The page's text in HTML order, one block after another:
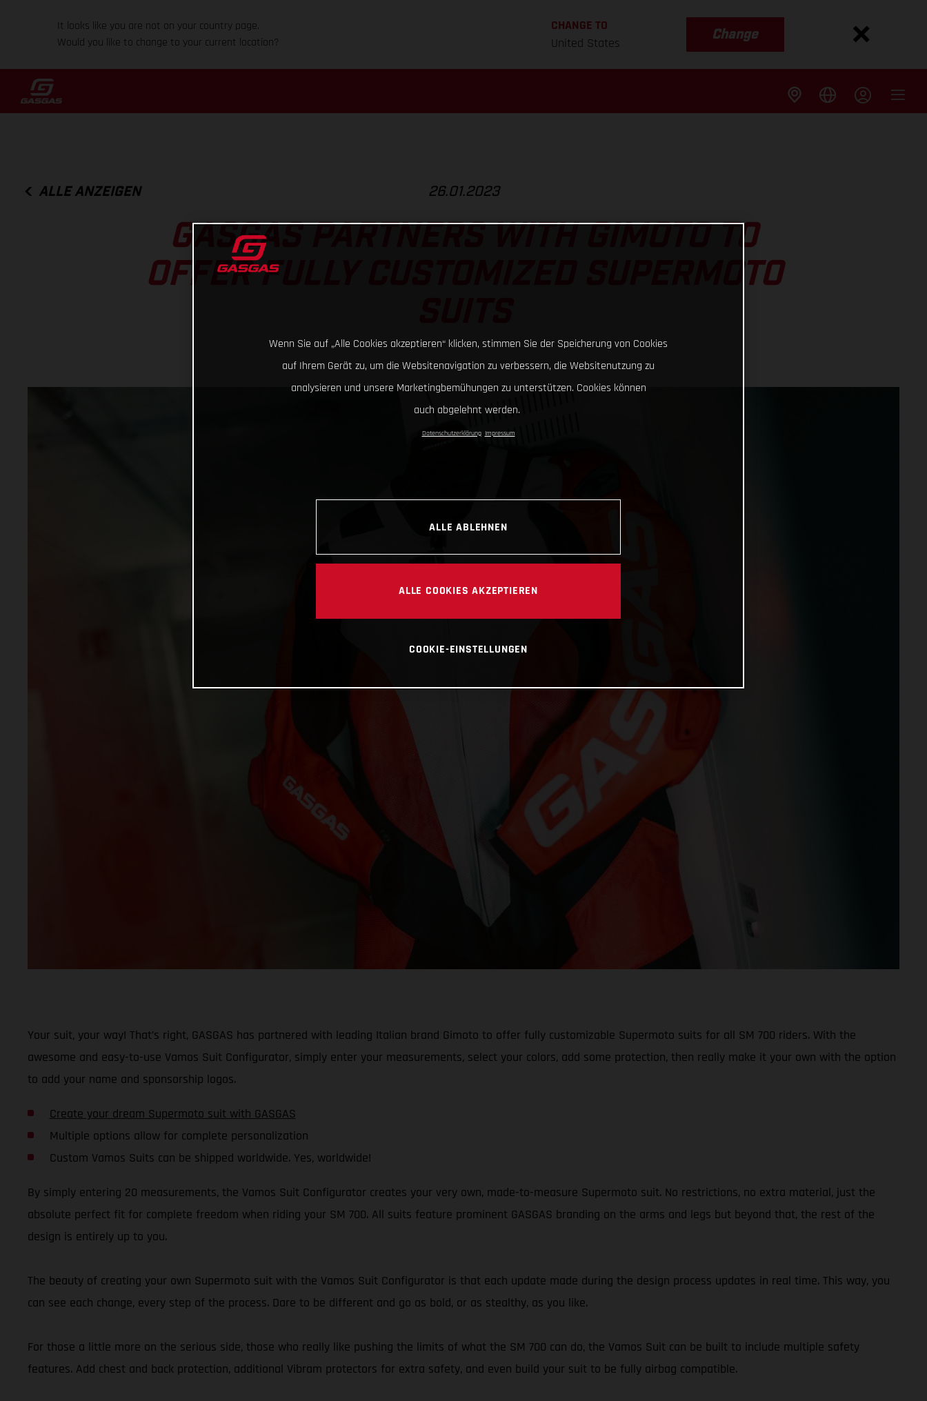
It looks like you are not on your country page.
Would you like to change to your current location?
CHANGE TO
United States
Change
ALLE ANZEIGEN 26.01.2023
GASGAS PARTNERS WITH GIMOTO TO
OFFER FULLY CUSTOMIZED SUPERMOTO
Your suit, your way! That’s right, GASGAS has partnered with leading Italian brand Gimoto to offer fully customizable Supermoto suits for all SM 700 riders. With the
awesome and easy-to-use Vamos Suit Configurator, simply enter your measurements, select your colors, add some protection, then really make it your own with the option
to add your name and sponsorship logos.
Create your dream Supermoto suit with GASGAS
Multiple options allow for complete personalization
Custom Vamos Suits can be shipped worldwide. Yes, worldwide!
By simply entering 20 measurements, the Vamos Suit Configurator creates your very own, made-to-measure Supermoto suit. No restrictions, no extra material, just the
absolute perfect fit for complete freedom when riding your SM 700. All suits feature prominent GASGAS branding on the arms and legs but beyond that, the rest of the
design is entirely up to you.
The beauty of creating your own Supermoto suit with the Vamos Suit Configurator is that each update made during the design process updates in real time. This way, you
can see each change, every step of the process. Dare to be different and go as bold, or as stealthy, as you like.
For those a little more on the serious side, those who really like pushing the limits of what the SM 700 can do, the Vamos Suit can be built to include multiple safety
features. Add chest and back protection, additional Vibram protectors for extra safety, and even build your suit to be fully airbag compatible.
Wenn Sie auf „Alle Cookies akzeptieren“ klicken, stimmen Sie der Speicherung von Cookies
auf Ihrem Gerät zu, um die Websitenavigation zu verbessern, die Websitenutzung zu
analysieren und unsere Marketingbemühungen zu unterstützen. Cookies können
auch abgelehnt werden.
Datenschutzerklärung Impressum
ALLE ABLEHNEN
ALLE COOKIES AKZEPTIEREN
COOKIE-EINSTELLUNGEN